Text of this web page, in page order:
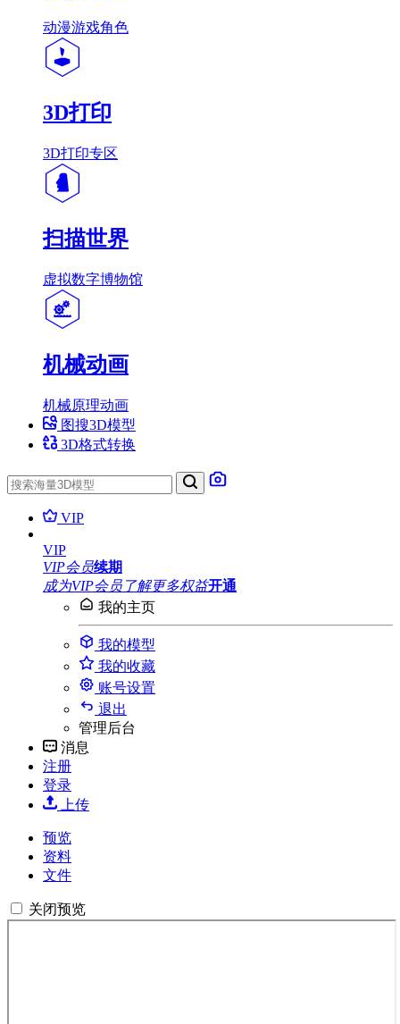
动漫游戏角色
3D打印
3D打印专区
扫描世界
虚拟数字博物馆
机械动画
机械原理动画
图搜3D模型
3D格式转换
VIP
VIP
VIP会员续期
成为VIP会员 了解更多权益开通
我的主页
我的模型
我的收藏
账号设置
退出
管理后台
消息
注册
登录
上传
预览
资料
文件
关闭预览